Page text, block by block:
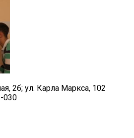
2б; ул. Карла Маркса, 102
030